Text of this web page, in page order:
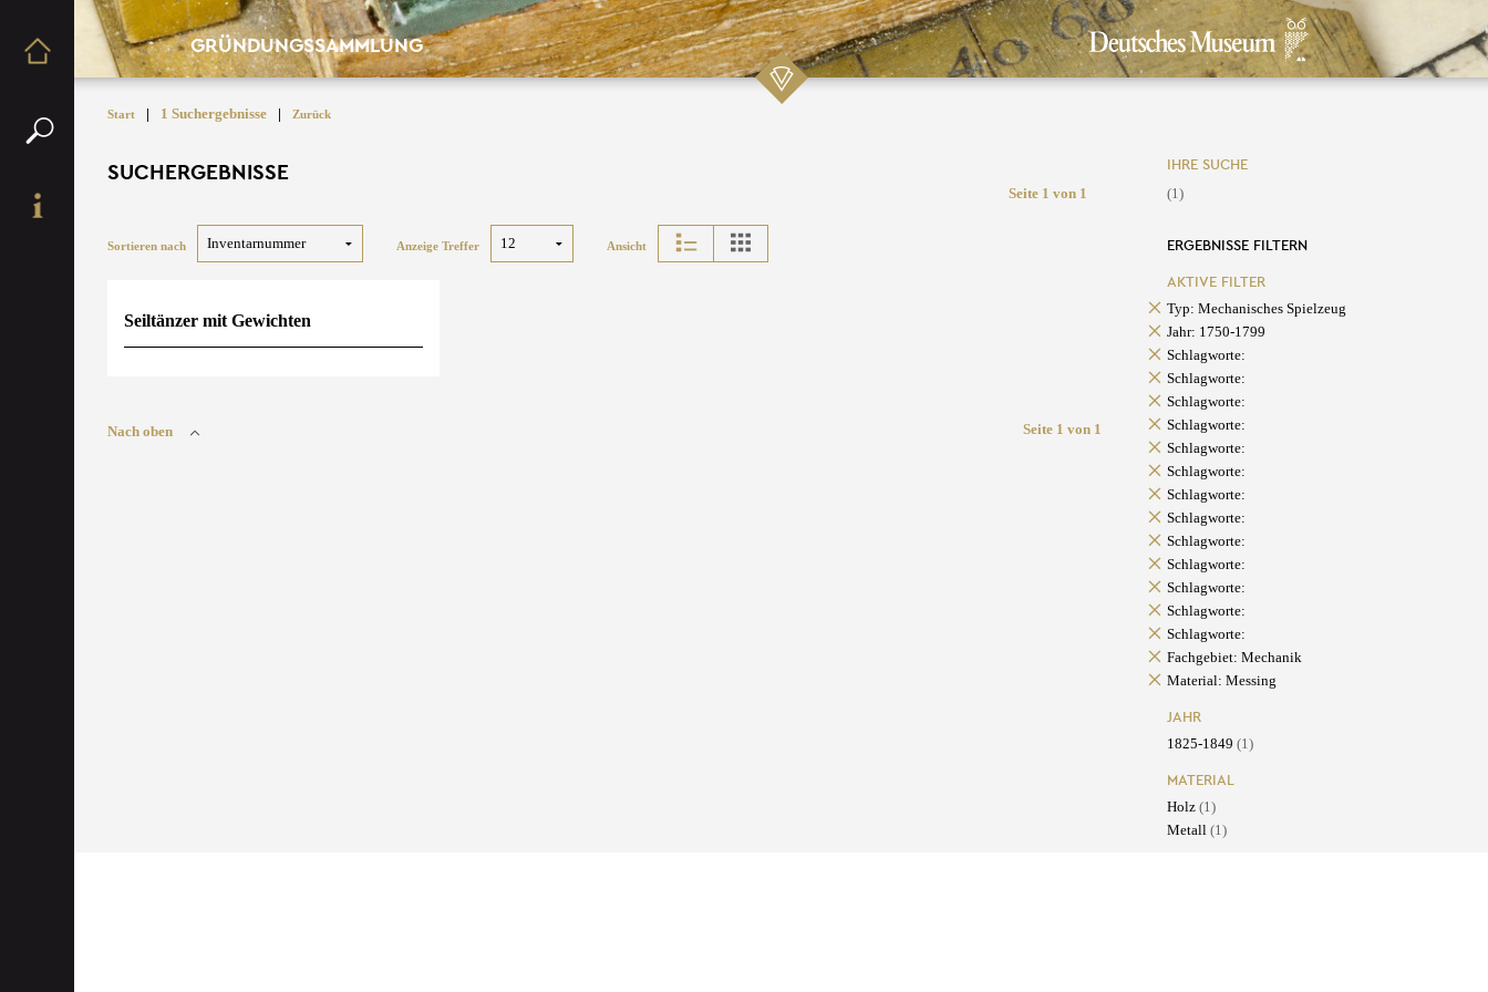
GRÜNDUNGSSAMMLUNG
Start | 1 Suchergebnisse | Zurück
SUCHERGEBNISSE
Seite 1 von 1
Sortieren nach Anzeige Treffer Ansicht
Seiltänzer mit Gewichten
Nach oben Seite 1 von 1
IHRE SUCHE
(1)
ERGEBNISSE FILTERN
AKTIVE FILTER
Typ: Mechanisches Spielzeug
Jahr: 1750-1799
Schlagworte:
Schlagworte:
Schlagworte:
Schlagworte:
Schlagworte:
Schlagworte:
Schlagworte:
Schlagworte:
Schlagworte:
Schlagworte:
Schlagworte:
Schlagworte:
Schlagworte:
Fachgebiet: Mechanik
Material: Messing
JAHR
1825-1849 (1)
MATERIAL
Holz (1)
Metall (1)